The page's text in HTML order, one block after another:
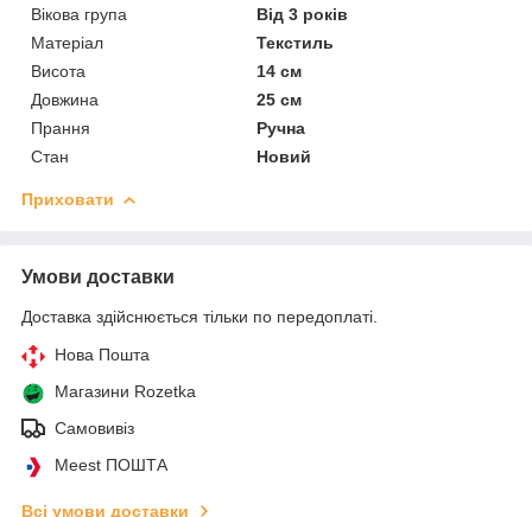
Вікова група
Від 3 років
Матеріал
Текстиль
Висота
14 см
Довжина
25 см
Прання
Ручна
Стан
Новий
Приховати
Умови доставки
Доставка здійснюється тільки по передоплаті.
Нова Пошта
Магазини Rozetka
Самовивіз
Meest ПОШТА
Всі умови доставки